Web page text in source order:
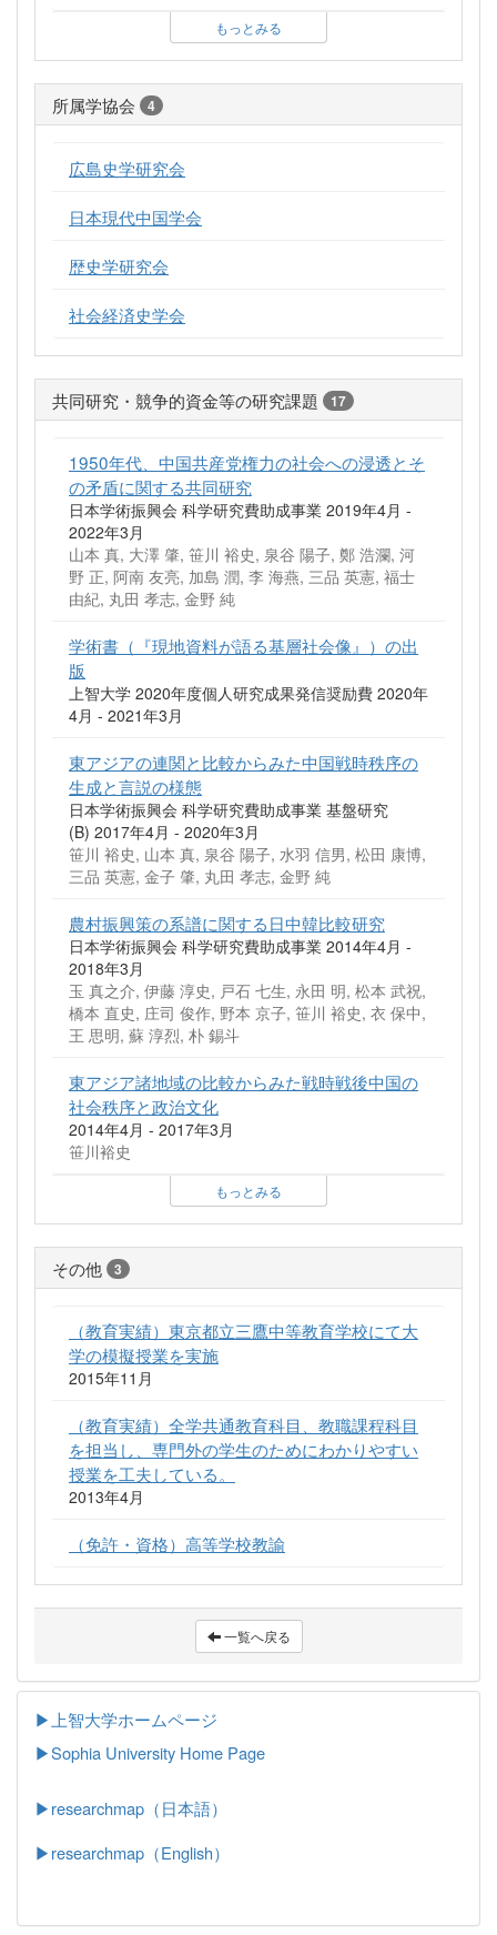
もっとみる
所属学協会 4
広島史学研究会
日本現代中国学会
歴史学研究会
社会経済史学会
共同研究・競争的資金等の研究課題 17
1950年代、中国共産党権力の社会への浸透とそ
の矛盾に関する共同研究
日本学術振興会 科学研究費助成事業 2019年4月 -
2022年3月
山本 真, 大澤 肇, 笹川 裕史, 泉谷 陽子, 鄭 浩瀾, 河
野 正, 阿南 友亮, 加島 潤, 李 海燕, 三品 英憲, 福士
由紀, 丸田 孝志, 金野 純
学術書（『現地資料が語る基層社会像』）の出
版
上智大学 2020年度個人研究成果発信奨励費 2020年
4月 - 2021年3月
東アジアの連関と比較からみた中国戦時秩序の
生成と言説の様態
日本学術振興会 科学研究費助成事業 基盤研究
(B) 2017年4月 - 2020年3月
笹川 裕史, 山本 真, 泉谷 陽子, 水羽 信男, 松田 康博,
三品 英憲, 金子 肇, 丸田 孝志, 金野 純
農村振興策の系譜に関する日中韓比較研究
日本学術振興会 科学研究費助成事業 2014年4月 -
2018年3月
玉 真之介, 伊藤 淳史, 戸石 七生, 永田 明, 松本 武祝,
橋本 直史, 庄司 俊作, 野本 京子, 笹川 裕史, 衣 保中,
王 思明, 蘇 淳烈, 朴 錫斗
東アジア諸地域の比較からみた戦時戦後中国の
社会秩序と政治文化
2014年4月 - 2017年3月
笹川裕史
もっとみる
その他 3
（教育実績）東京都立三鷹中等教育学校にて大
学の模擬授業を実施
2015年11月
（教育実績）全学共通教育科目、教職課程科目
を担当し、専門外の学生のためにわかりやすい
授業を工夫している。
2013年4月
（免許・資格）高等学校教諭
一覧へ戻る
▶上智大学ホームページ
▶Sophia University Home Page
▶researchmap（日本語）
▶researchmap（English）